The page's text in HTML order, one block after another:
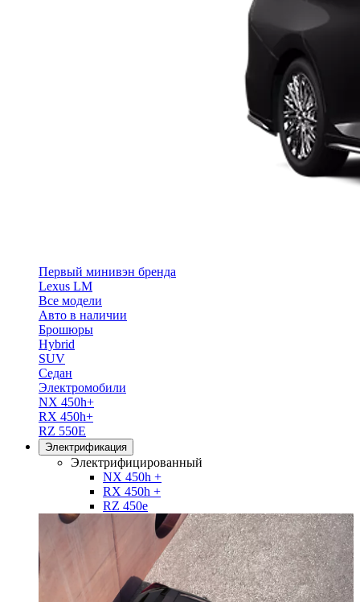
Первый минивэн бренда
Lexus LM
Все модели
Авто в наличии
Брошюры
Hybrid
SUV
Седан
Электромобили
NX 450h+
RX 450h+
RZ 550E
Электрификация
Электрифицированный
NX 450h +
RX 450h +
RZ 450e